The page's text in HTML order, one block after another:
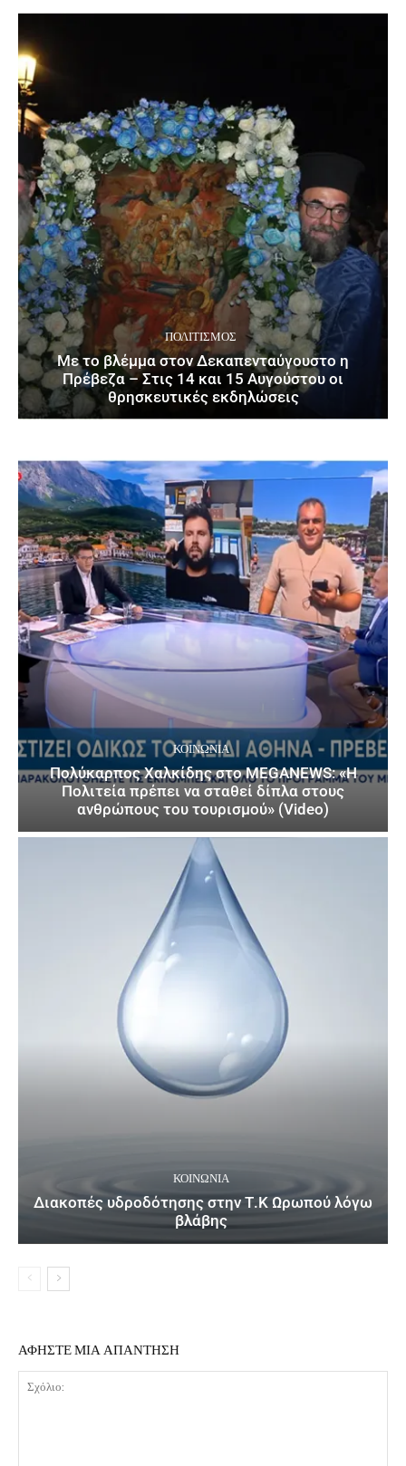
ΠΟΛΙΤΙΣΜΌΣ
Με το βλέμμα στον Δεκαπενταύγουστο η
Πρέβεζα – Στις 14 και 15 Αυγούστου οι
θρησκευτικές εκδηλώσεις
ΚΟΙΝΩΝΙΑ
Πολύκαρπος Χαλκίδης στο MEGANEWS: «Η
Πολιτεία πρέπει να σταθεί δίπλα στους
ανθρώπους του τουρισμού» (Video)
ΚΟΙΝΩΝΙΑ
Διακοπές υδροδότησης στην Τ.Κ Ωρωπού λόγω
βλάβης
ΑΦΗΣΤΕ ΜΙΑ ΑΠΑΝΤΗΣΗ